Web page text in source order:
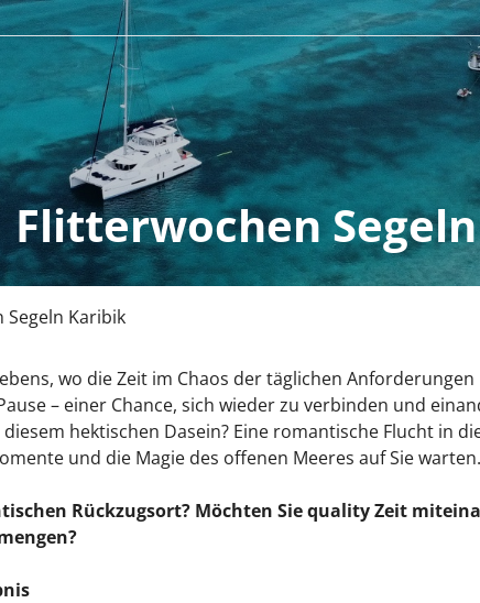
Flitterwochen
Segeln Karibik
wo die Zeit im Chaos der täglichen Anforderungen
– einer Chance, sich wieder zu verbinden und
hektischen Dasein? Eine romantische Flucht in
und die Magie des offenen Meeres auf Sie warten.
Rückzugsort? Möchten Sie quality Zeit